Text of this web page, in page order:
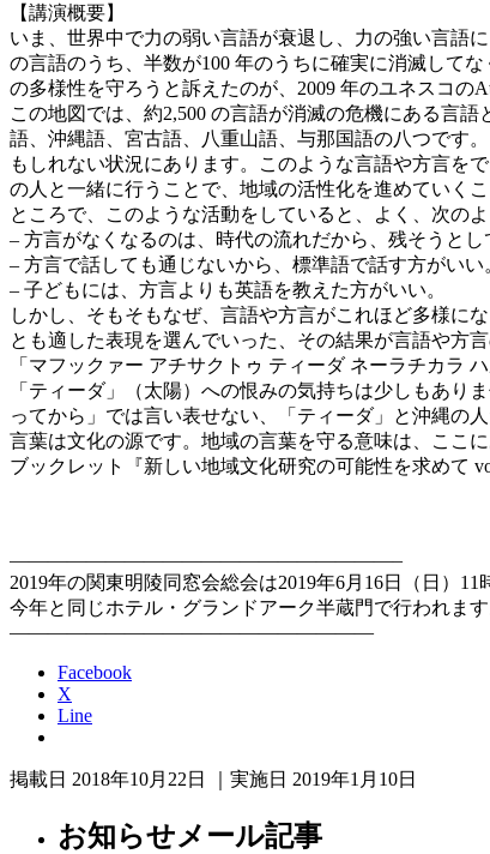
【講演概要】
いま、世界中で力の弱い言語が衰退し、力の強い言語
の言語のうち、半数が100 年のうちに確実に消滅して
の多様性を守ろうと訴えたのが、2009 年のユネスコの
この地図では、約2,500 の言語が消滅の危機にある言
語、沖縄語、宮古語、八重山語、与那国語の八つです
もしれない状況にあります。このような言語や方言を
の人と一緒に行うことで、地域の活性化を進めていく
ところで、このような活動をしていると、よく、次の
– 方言がなくなるのは、時代の流れだから、残そうとし
– 方言で話しても通じないから、標準語で話す方がいい
– 子どもには、方言よりも英語を教えた方がいい。
しかし、そもそもなぜ、言語や方言がこれほど多様に
とも適した表現を選んでいった、その結果が言語や方
「マフックァー アチサクトゥ ティーダ ネーラチカラ
「ティーダ」（太陽）への恨みの気持ちは少しもあ
ってから」では言い表せない、「ティーダ」と沖縄の
言葉は文化の源です。地域の言葉を守る意味は、ここに
ブックレット『新しい地域文化研究の可能性を求めて
関東明陵
幹事長 石
————————————————————–
2019年の関東明陵同窓会総会は2019年6月16日（日）11
今年と同じホテル・グランドアーク半蔵門で行われます
———————————————————
Facebook
X
Line
掲載日 2018年10月22日 ｜実施日 2019年1月10日
お知らせメール記事